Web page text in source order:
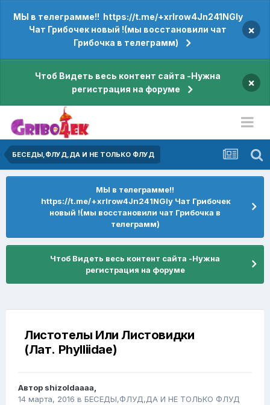
МЫ в телеграмме!! https://t.me/+xrIrow4Jn241NGIy
Чат Грибочек новый !(мы восстановили чат
Грибочка в телеграмм)
×
Чтоб Видеть весь контент сайта -Нужна
регистрация на форуме
×
БЕСЕДЫ,ФЛУД,ДА И НЕ ТОЛЬКО ФЛУД
МЫ в телеграмме!!
https://t.me/+xrIrow4Jn241NGIy Чат Грибочек
новый !(мы восстановили чат Грибочка в
телеграмм)
Чтоб Видеть весь контент сайта -Нужна
регистрация на форуме
Листотелы Или Листовидки
(Лат. Phylliidae)
Автор shizoldaaaa,
14 марта, 2016 в БЕСЕДЫ,ФЛУД,ДА И НЕ ТОЛЬКО ФЛУД